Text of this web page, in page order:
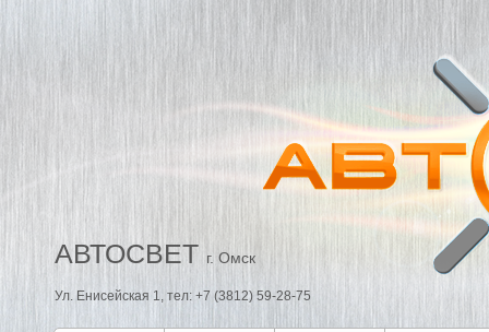
АВТОСВЕТ г. Омск
Ул. Енисейская 1, тел: +7 (3812) 59-28-75